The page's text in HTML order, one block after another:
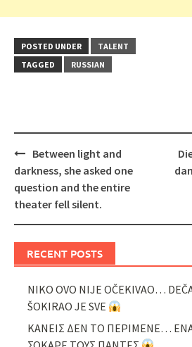
POSTED UNDER
TALENT
TAGGED
RUSSIAN
Post
navigation
Between light and
darkness, she asked one
question and the entire
theater fell silent.
RECENT POSTS
NIKO OVO NIJE OČEKIVAO…
ŠOKIRAO JE SVE
ΚΑΝΕΙΣ ΔΕΝ ΤΟ ΠΕΡΙΜΕΝΕ…